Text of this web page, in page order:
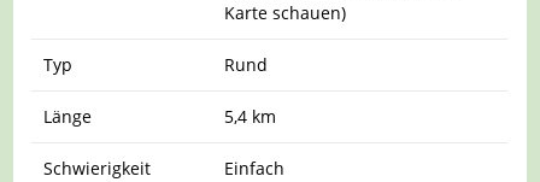
Karte schauen)
Typ Rund
Länge 5,4 km
Schwierigkeit Einfach